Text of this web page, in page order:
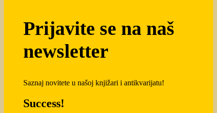
Prijavite se na naš
newsletter
Saznaj novitete u našoj knjižari i antikvarijatu!
Success!